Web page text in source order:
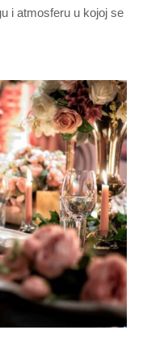
i atmosferu u kojoj se